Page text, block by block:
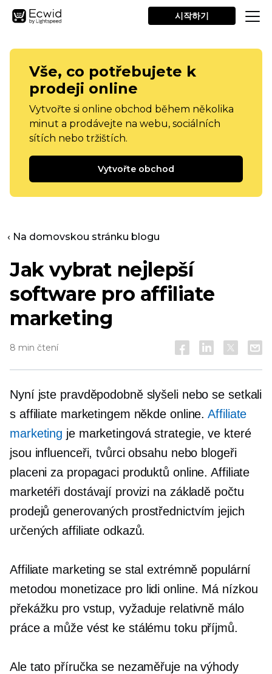
시작하기
Vše, co potřebujete k
prodeji online
Vytvořte si online obchod během několika
minut a prodávejte na webu, sociálních
sítích nebo tržištích.
Vytvořte obchod
‹ Na domovskou stránku blogu
Jak vybrat nejlepší
software pro affiliate
marketing
8 min čtení
Nyní jste pravděpodobně slyšeli nebo se setkali
s affiliate marketingem někde online.Affiliate
marketing je marketingová strategie, ve které
jsou influenceři, tvůrci obsahu nebo blogeři
placeni za propagaci produktů online. Affiliate
marketéři dostávají provizi na základě počtu
prodejů generovaných prostřednictvím jejich
určených affiliate odkazů.
Affiliate marketing se stal extrémně populární
metodou monetizace pro lidi online. Má nízkou
překážku pro vstup, vyžaduje relativně málo
práce a může vést ke stálému toku příjmů.
Ale tato příručka se nezaměřuje na výhody